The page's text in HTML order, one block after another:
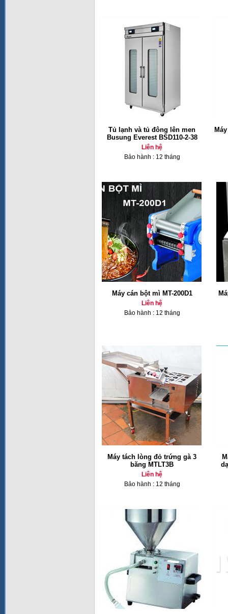
Tủ lạnh và tủ đông lên men
Busung Everest BSD110-2-38
Liên hệ
Bảo hành : 12 tháng
Máy cán bột mì MT-200D1
Liên hệ
Bảo hành : 12 tháng
Máy tách lòng đỏ trứng gà 3
băng MTLT3B
Liên hệ
Bảo hành : 12 tháng